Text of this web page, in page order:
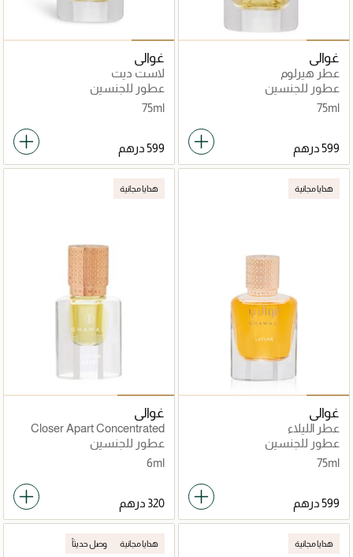
غوالي
عطر هيرلوم
عطور للجنسين
75ml
غوالي
لاست ديت
عطور للجنسين
75ml
هدايا مجانية
غوالي
عطر الليلاء
عطور للجنسين
75ml
هدايا مجانية
غوالي
Closer Apart Concentrated
عطور للجنسين
6ml
هدايا مجانية هدايا مجانية وصل حديثاً